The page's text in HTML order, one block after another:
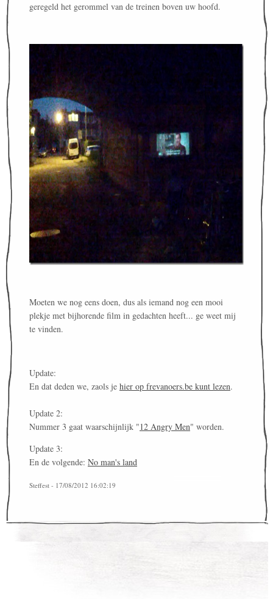
geregeld het gerommel van de treinen boven uw hoofd.
Moeten we nog eens doen, dus als iemand nog een mooi
plekje met bijhorende film in gedachten heeft... ge weet mij
te vinden.
Update:
En dat deden we, zaols je hier op frevanoers.be kunt lezen.
Update 2:
Nummer 3 gaat waarschijnlijk "12 Angry Men" worden.
Update 3:
En de volgende: No man's land
Steffest - 17/08/2012 16:02:19